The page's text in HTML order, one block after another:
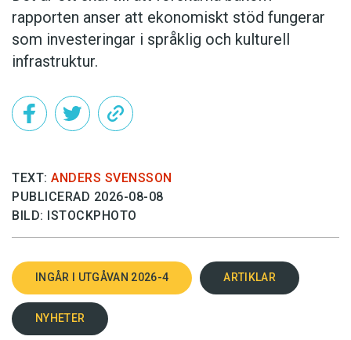
rapporten anser att ekonomiskt stöd fungerar
som investeringar i språklig och kulturell
infrastruktur.
TEXT: ANDERS SVENSSON
PUBLICERAD 2026-08-08
BILD: ISTOCKPHOTO
INGÅR I UTGÅVAN 2026-4 ARTIKLAR
NYHETER